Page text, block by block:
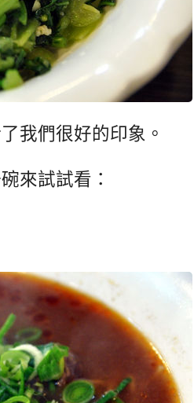
我們很好的印象。
來試試看：